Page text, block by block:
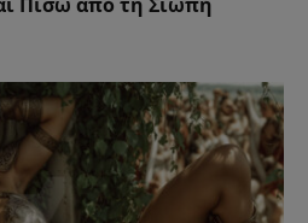
Πίσω από τη Σιωπή